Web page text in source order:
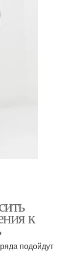
к
подойдут